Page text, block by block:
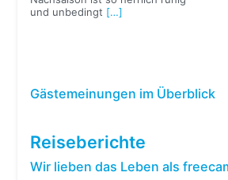
und unbedingt […]
Gästemeinungen im Überblick
Reiseberichte
Wir lieben das Leben als